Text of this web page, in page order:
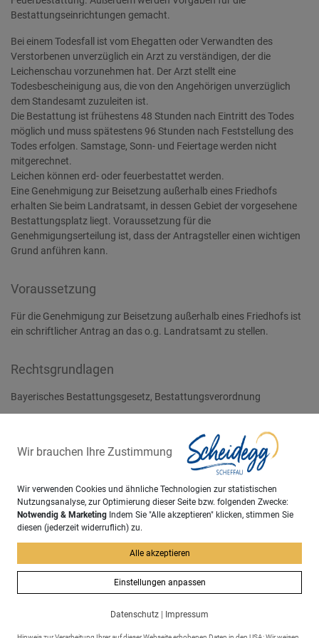
Bestattungseinrichtungen gemacht.
Bei einem Todesfall ist vom Ehegatten oder Verwandten des
Verstorbenen unverzüglich ein Arzt zu verständigen, der die
Leichenschau vorzunehmen hat. Der Arzt stellt eine
Todesbescheinigung aus, die von den Angehörigen unverzüglich
dem Standesamt zuzuleiten ist.
Die Bestattung ist frühestens 48 Stunden nach Eintritt des Todes
möglich und muss spätestens 96 Stunden nach Feststellung des
Todes erfolgen. Samstage, Sonn- und Feiertage werden nicht
mitgerechnet.
Leichen können erd- oder feuerbestattet werden.
Eine Genehmigung zur Beisetzung außerhalb eines Friedhofs
erhalten Sie beim Landratsamt, in dessen Gebiet der vorgesehene
Bestattungsplatz liegt. Voraussetzung für die
Genehmigungserteilung ist, dass der Antragsteller einen wichtigen
Grund anführen kann.
Voraussetzung
Für die Genehmigung zur Beisetzung außerhalb eines Friedhofs ist
ein schriftlicher Antrag an das o.g. Landratsamt zu stellen.
Rechtsgrundlagen
Bayerisches Bestattungsgesetz, Bestattungsverordnung
zurück
Wir brauchen Ihre Zustimmung
Wir verwenden Cookies und ähnliche Technologien zur statistischen
Nutzungsanalyse, zur Optimierung dieser Seite bzw. folgenden Zwecke:
Notwendig & Marketing Indem Sie "Alle akzeptieren" klicken, stimmen Sie
diesen (jederzeit widerruflich) zu.
Alle akzeptieren
Einstellungen anpassen
Datenschutz Impressum